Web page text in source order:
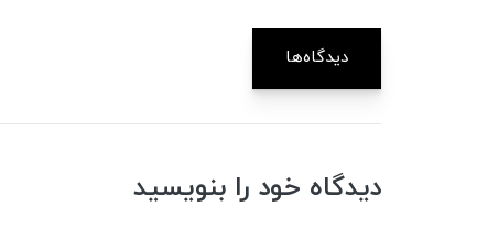
دیدگاه‌ها
دیدگاه خود را بنویسید